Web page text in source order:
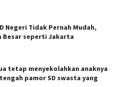
Negeri Tidak Pernah Mudah,
Besar seperti Jakarta
tetap menyekolahkan anaknya
pamor SD swasta yang